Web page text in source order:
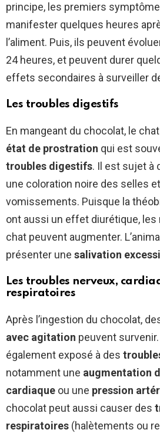
principe, les premiers
manifester quelques heures
l’aliment. Puis, ils peuvent
24 heures, et peuvent durer
effets secondaires à surveiller
Les troubles digestifs
En mangeant du chocolat, le
état de prostration qui est
troubles digestifs. Il est sujet à
une coloration noire des selles
vomissements. Puisque la
ont aussi un effet diurétique,
chat peuvent augmenter.
présenter une salivation
Les troubles nerveux,
respiratoires
Après l’ingestion du chocolat,
avec agitation peuvent
également exposé à des
notamment une augmentation
cardiaque ou une pression
chocolat peut aussi causer des
respiratoires (halètements ou